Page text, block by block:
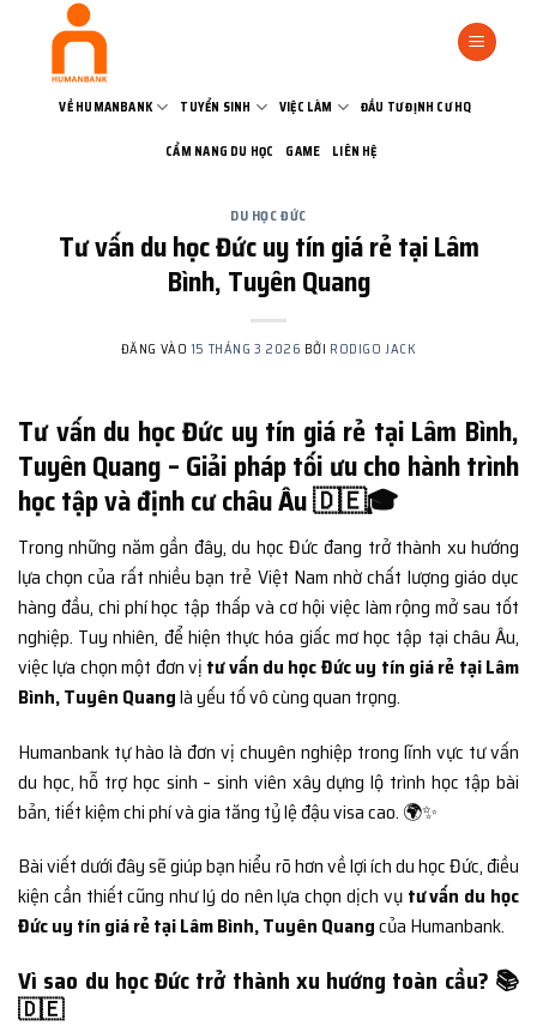
VỀ HUMANBANK TUYỂN SINH VIỆC LÀM ĐẦU TƯ ĐỊNH CƯ HQ
CẨM NANG DU HỌC GAME LIÊN HỆ
DU HỌC ĐỨC
Tư vấn du học Đức uy tín giá rẻ tại Lâm
Bình, Tuyên Quang
ĐĂNG VÀO 15 THÁNG 3 2026 BỞI RODIGO JACK
Tư vấn du học Đức uy tín giá rẻ tại Lâm Bình,
Tuyên Quang – Giải pháp tối ưu cho hành trình
học tập và định cư châu Âu 🇩🇪🎓
Trong những năm gần đây, du học Đức đang trở thành xu hướng
lựa chọn của rất nhiều bạn trẻ Việt Nam nhờ chất lượng giáo dục
hàng đầu, chi phí học tập thấp và cơ hội việc làm rộng mở sau tốt
nghiệp. Tuy nhiên, để hiện thực hóa giấc mơ học tập tại châu Âu,
việc lựa chọn một đơn vị tư vấn du học Đức uy tín giá rẻ tại Lâm
Bình, Tuyên Quanglà yếu tố vô cùng quan trọng.
Humanbank tự hào là đơn vị chuyên nghiệp trong lĩnh vực tư vấn
du học, hỗ trợ học sinh – sinh viên xây dựng lộ trình học tập bài
bản, tiết kiệm chi phí và gia tăng tỷ lệ đậu visa cao. 🌍✨
Bài viết dưới đây sẽ giúp bạn hiểu rõ hơn về lợi ích du học Đức, điều
kiện cần thiết cũng như lý do nên lựa chọn dịch vụ tư vấn du học
Đức uy tín giá rẻ tại Lâm Bình, Tuyên Quangcủa Humanbank.
Vì sao du học Đức trở thành xu hướng toàn cầu? 📚
🇩🇪